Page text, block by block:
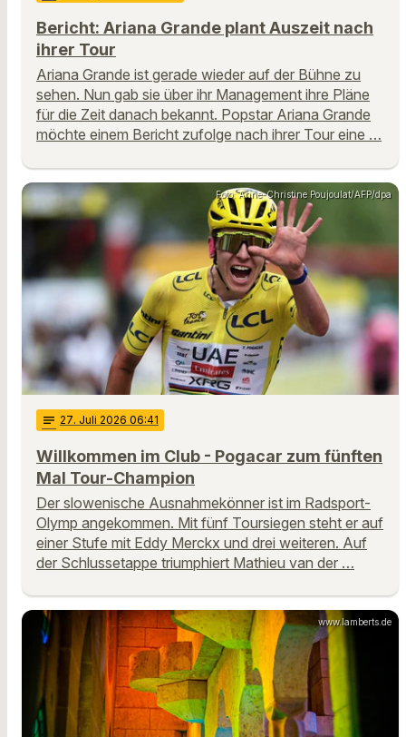
Bericht: Ariana Grande plant Auszeit nach
ihrer Tour
Ariana Grande ist gerade wieder auf der Bühne zu
sehen. Nun gab sie über ihr Management ihre Pläne
für die Zeit danach bekannt. Popstar Ariana Grande
möchte einem Bericht zufolge nach ihrer Tour eine …
Foto: Anne-Christine Poujoulat/AFP/dpa
notes 27. Juli 2026 06:41
Willkommen im Club - Pogacar zum fünften
Mal Tour-Champion
Der slowenische Ausnahmekönner ist im Radsport-
Olymp angekommen. Mit fünf Toursiegen steht er auf
einer Stufe mit Eddy Merckx und drei weiteren. Auf
der Schlussetappe triumphiert Mathieu van der …
www.lamberts.de